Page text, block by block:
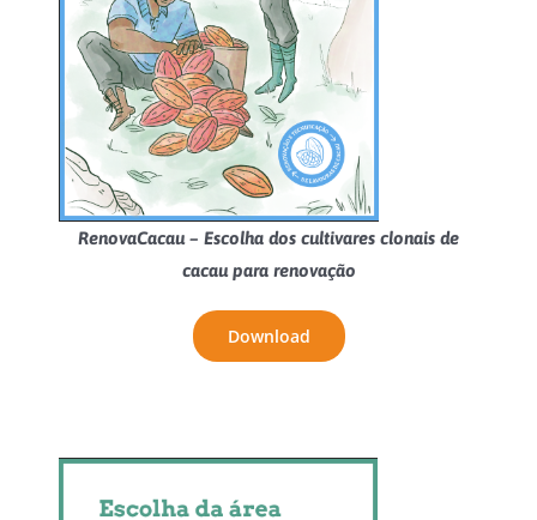
RenovaCacau – Escolha dos cultivares clonais de
cacau para renovação
Download